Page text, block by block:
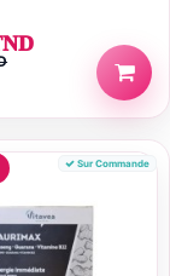
Sur Commande